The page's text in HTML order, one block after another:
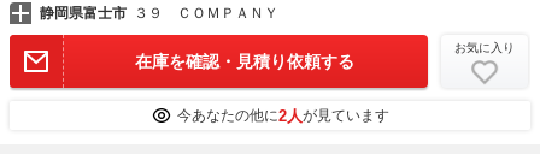
静岡県富士市 ３９ ＣＯＭＰＡＮＹ
在庫を確認・見積り依頼する
お気に入り
今あなたの他に2人が見ています